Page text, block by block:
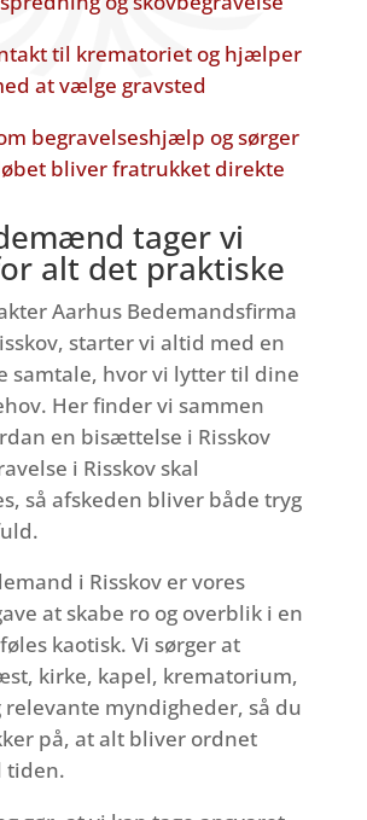
til krematoriet og hjælper
at vælge gravsted
begravelseshjælp og sørger
bliver fratrukket direkte
tager vi
alt det praktiske
Aarhus Bedemandsfirma
starter vi altid med en
hvor vi lytter til dine
Her finder vi sammen
en bisættelse i Risskov
i Risskov skal
så afskeden bliver både tryg
i Risskov er vores
at skabe ro og overblik i en
kaotisk. Vi sørger at
kirke, kapel, krematorium,
relevante myndigheder, så du
på, at alt bliver ordnet
tiden.